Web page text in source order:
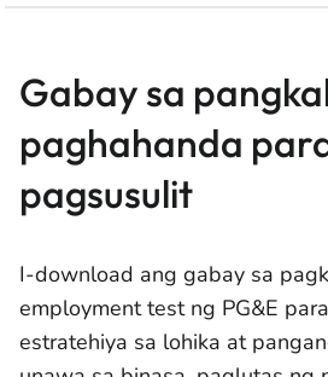
Gabay sa
paghahanda
pagsusulit
I-download ang gabay sa
employment test ng PG&E
estratehiya sa lohika at